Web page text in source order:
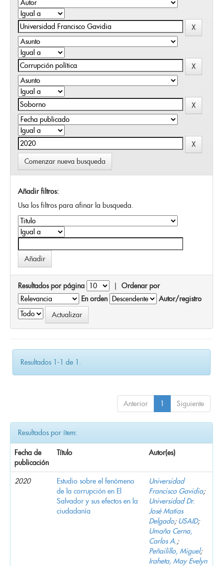
Comenzar nueva busqueda
Añadir filtros:
Usa los filtros para afinar la busqueda.
Resultados por página | Ordenar por
En orden
Autor/registro
Resultados 1-1 de 1.
Anterior 1 Siguiente
Resultados por ítem:
Fecha de
publicación
Título Autor(es)
2020
Estudio sobre el fenómeno
de la corrupción en El
Salvador y sus efectos en la
ciudadanía
Universidad
Francisco Gavidia;
Universidad Dr.
José Matías
Delgado; USAID;
Umaña Cerna,
Carlos A.;
Peñailillo, Miguel;
Iraheta, May Evelyn